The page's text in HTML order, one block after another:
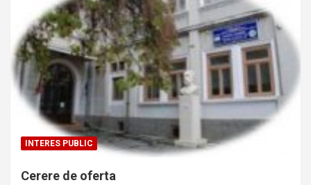
INTERES PUBLIC
Cerere de oferta